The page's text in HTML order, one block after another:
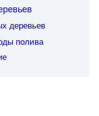
деревьев
полива